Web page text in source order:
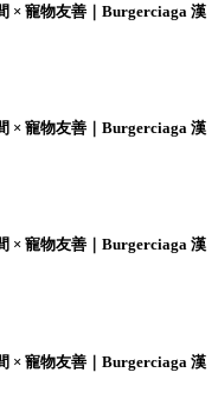
× 寵物友善｜Burgerciaga 漢
× 寵物友善｜Burgerciaga 漢
× 寵物友善｜Burgerciaga 漢
× 寵物友善｜Burgerciaga 漢